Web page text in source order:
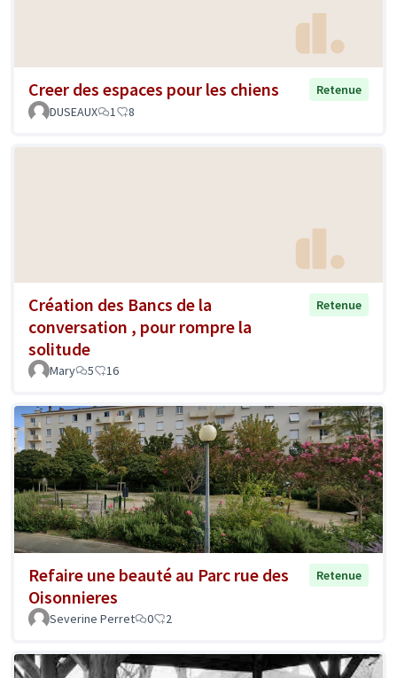
Creer des espaces pour les chiens
Retenue
DUSEAUX
1 8
Création des Bancs de la
conversation , pour rompre la
solitude
Retenue
Mary 5 16
Refaire une beauté au Parc rue des
Oisonnieres
Retenue
Severine Perret 0 2